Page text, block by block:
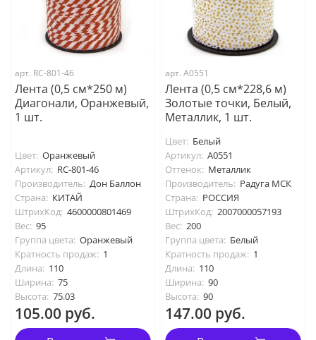
арт. RC-801-46
Лента (0,5 см*250 м)
Диагонали, Оранжевый,
1 шт.
Цвет: Оранжевый
Артикул: RC-801-46
Производитель: Дон Баллон
Страна: КИТАЙ
ШтрихКод: 4600000801469
Вес: 95
Группа цвета: Оранжевый
Кратность продаж: 1
Длина: 110
Ширина: 75
Высота: 75.03
105.00 руб.
арт. А0551
Лента (0,5 см*228,6 м)
Золотые точки, Белый,
Металлик, 1 шт.
Цвет: Белый
Артикул: А0551
Оттенок: Металлик
Производитель: Радуга МСК
Страна: РОССИЯ
ШтрихКод: 2007000057193
Вес: 200
Группа цвета: Белый
Кратность продаж: 1
Длина: 110
Ширина: 90
Высота: 90
147.00 руб.